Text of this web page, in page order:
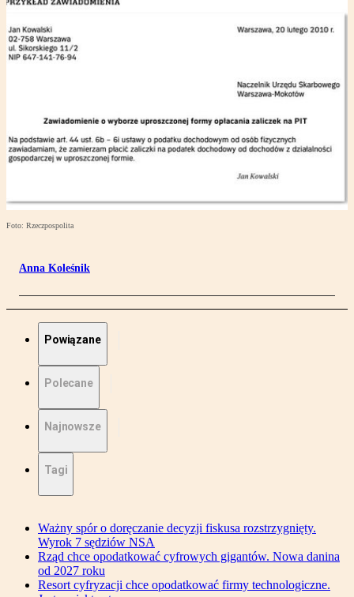
Foto: Rzeczpospolita
Anna Koleśnik
Powiązane
Polecane
Najnowsze
Tagi
Ważny spór o doręczanie decyzji fiskusa rozstrzygnięty.
Wyrok 7 sędziów NSA
Rząd chce opodatkować cyfrowych gigantów. Nowa danina
od 2027 roku
Resort cyfryzacji chce opodatkować firmy technologiczne.